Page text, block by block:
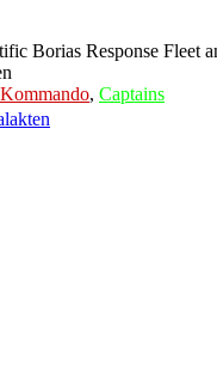
Borias Response Fleet
, Captains